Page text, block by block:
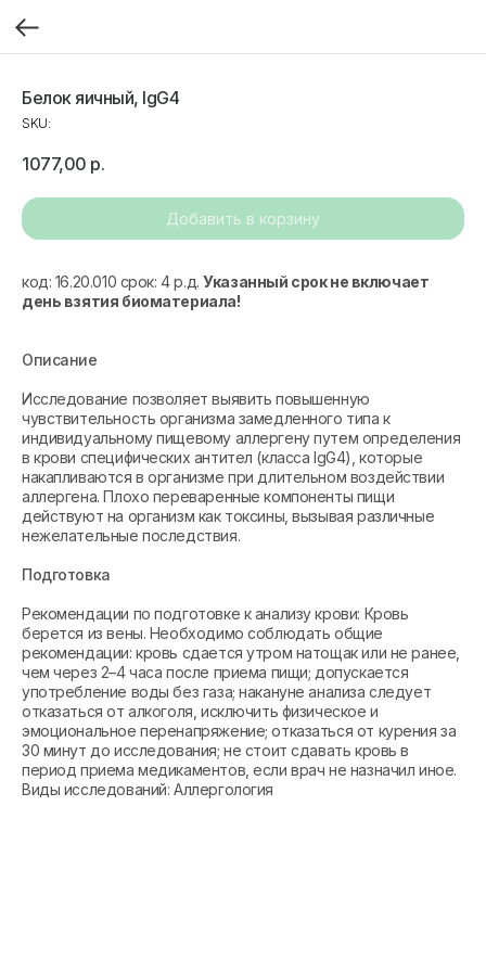
Белок яичный, IgG4
SKU:
1077,00 р.
Добавить в корзину
код: 16.20.010 срок: 4 р.д.Указанный срок не включает
день взятия биоматериала!
Описание
Исследование позволяет выявить повышенную
чувствительность организма замедленного типа к
индивидуальному пищевому аллергену путем определения
в крови специфических антител (класса IgG4), которые
накапливаются в организме при длительном воздействии
аллергена. Плохо переваренные компоненты пищи
действуют на организм как токсины, вызывая различные
нежелательные последствия.
Подготовка
Рекомендации по подготовке к анализу крови: Кровь
берется из вены. Необходимо соблюдать общие
рекомендации: кровь сдается утром натощак или не ранее,
чем через 2–4 часа после приема пищи; допускается
употребление воды без газа; накануне анализа следует
отказаться от алкоголя, исключить физическое и
эмоциональное перенапряжение; отказаться от курения за
30 минут до исследования; не стоит сдавать кровь в
период приема медикаментов, если врач не назначил иное.
Виды исследований: Аллергология